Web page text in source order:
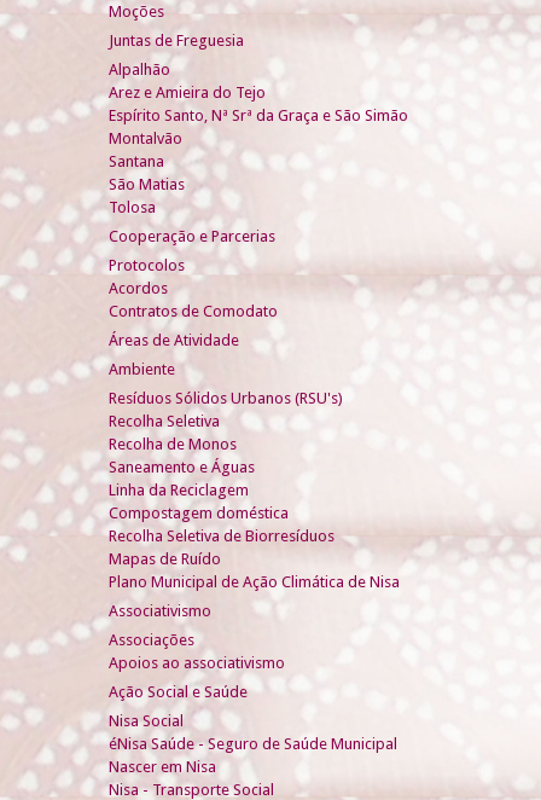
Moções
Juntas de Freguesia
Alpalhão
Arez e Amieira do Tejo
Espírito Santo, Nª Srª da Graça e São Simão
Montalvão
Santana
São Matias
Tolosa
Cooperação e Parcerias
Protocolos
Acordos
Contratos de Comodato
Áreas de Atividade
Ambiente
Resíduos Sólidos Urbanos (RSU's)
Recolha Seletiva
Recolha de Monos
Saneamento e Águas
Linha da Reciclagem
Compostagem doméstica
Recolha Seletiva de Biorresíduos
Mapas de Ruído
Plano Municipal de Ação Climática de Nisa
Associativismo
Associações
Apoios ao associativismo
Ação Social e Saúde
Nisa Social
éNisa Saúde - Seguro de Saúde Municipal
Nascer em Nisa
Nisa - Transporte Social